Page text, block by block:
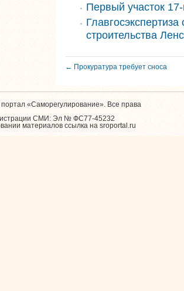
Первый участок
строительства
← Прокуратура требует сноса
«Саморегулирование». Все права
СМИ: Эл № ФС77-45232
материалов ссылка на sroportal.ru